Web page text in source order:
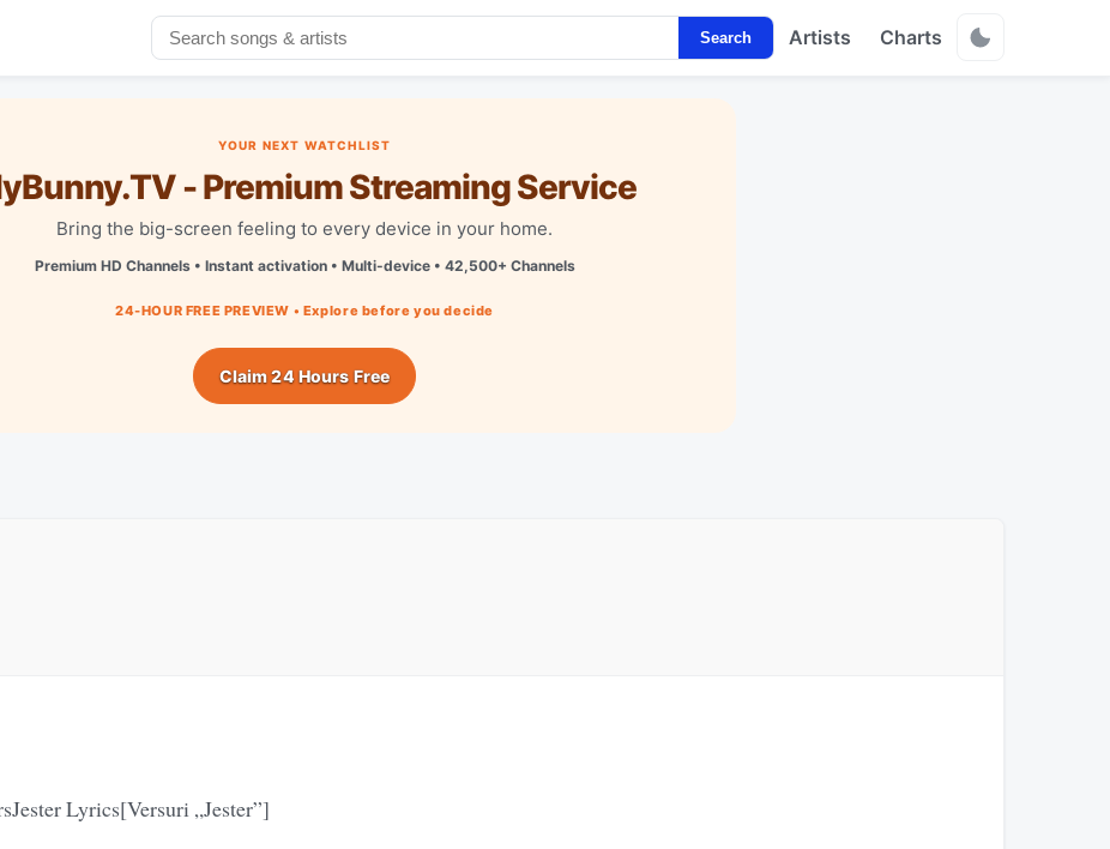
Search Artists Charts
YOUR NEXT WATCHLIST
- Premium Streaming Service
Bring the big-screen feeling to every device in your home.
Premium HD Channels • Instant activation • Multi-device • 42,500+ Channels
24-HOUR FREE PREVIEW • Explore before you decide
Claim 24 Hours Free
Lyrics[Versuri „Jester”]